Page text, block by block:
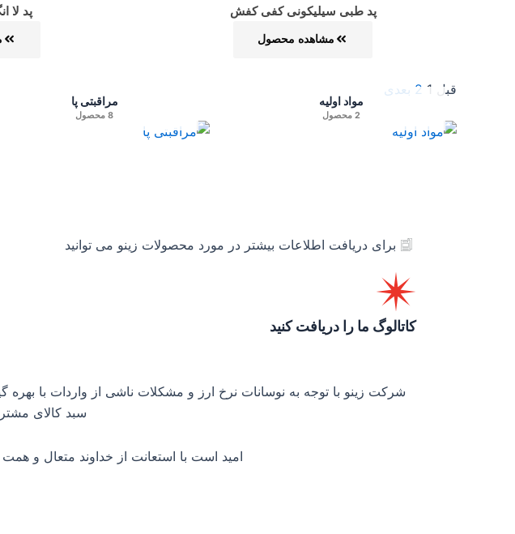
پد طبی سیلیکونی کفی کفش
مشاهده محصول
پد لا
قبل 1
2 بعدی
مواد اولیه
2 محصول
مراقبتی پا
8 محصول
برای دریافت اطلاعات بیشتر در مورد محصولات زینو می توانید
کاتالوگ ما را دریافت کنید
شرکت زینو با توجه به نوسانات نرخ ارز و مشکلات ناشی از واردات با
سبد کالای
امید است با استعانت از خداوند متعال و